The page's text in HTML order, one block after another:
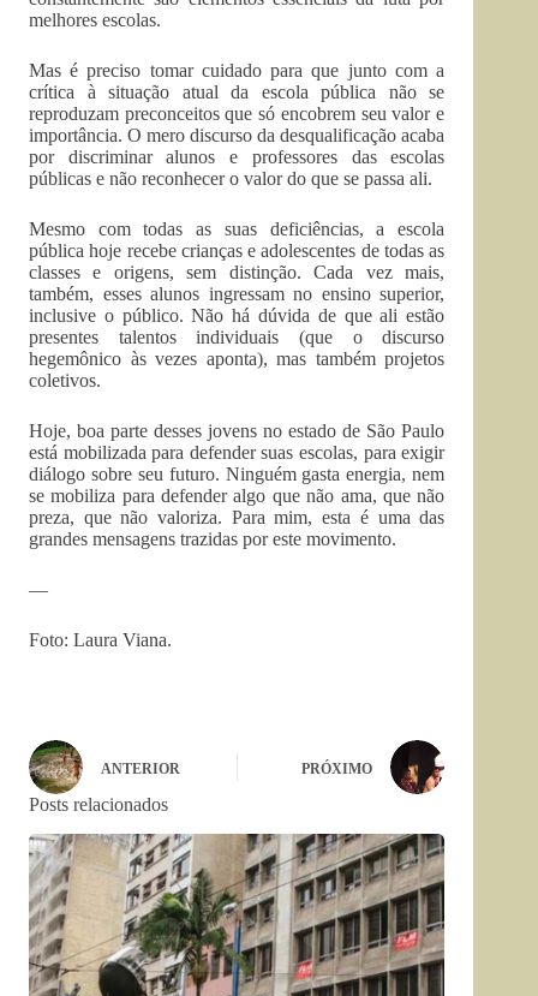
melhores escolas.
Mas é preciso tomar cuidado para que junto com a
crítica à situação atual da escola pública não se
reproduzam preconceitos que só encobrem seu valor e
importância. O mero discurso da desqualificação acaba
por discriminar alunos e professores das escolas
públicas e não reconhecer o valor do que se passa ali.
Mesmo com todas as suas deficiências, a escola
pública hoje recebe crianças e adolescentes de todas as
classes e origens, sem distinção. Cada vez mais,
também, esses alunos ingressam no ensino superior,
inclusive o público. Não há dúvida de que ali estão
presentes talentos individuais (que o discurso
hegemônico às vezes aponta), mas também projetos
coletivos.
Hoje, boa parte desses jovens no estado de São Paulo
está mobilizada para defender suas escolas, para exigir
diálogo sobre seu futuro. Ninguém gasta energia, nem
se mobiliza para defender algo que não ama, que não
preza, que não valoriza. Para mim, esta é uma das
grandes mensagens trazidas por este movimento.
—
Foto: Laura Viana.
ANTERIOR PRÓXIMO
Posts relacionados